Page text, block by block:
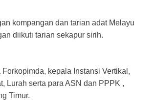
kompangan dan tarian adat Melayu
diikuti tarian sekapur sirih.
kepala Instansi Vertikal,
Lurah serta para ASN dan PPPK ,
Timur.